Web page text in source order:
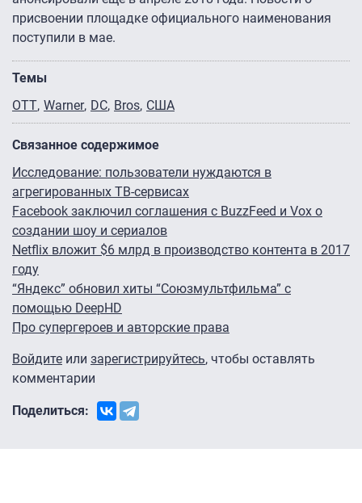
присвоении площадке официального наименования
поступили в мае.
Темы
OTT Warner DC Bros США
Связанное содержимое
Исследование: пользователи нуждаются в
агрегированных ТВ-сервисах
Facebook заключил соглашения с BuzzFeed и Vox о
создании шоу и сериалов
Netflix вложит $6 млрд в производство контента в 2017
году
“Яндекс” обновил хиты “Союзмультфильма” с
помощью DeepHD
Про супергероев и авторские права
Войдите или зарегистрируйтесь, чтобы оставлять
комментарии
Поделиться: